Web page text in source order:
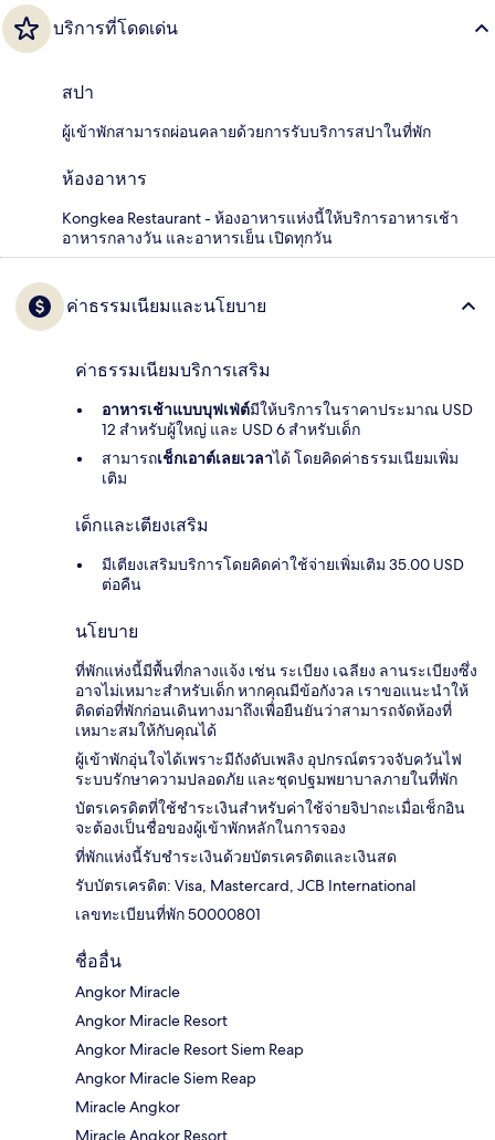
บริการที่โดดเด่น
สปา
ผู้เข้าพักสามารถผ่อนคลายด้วยการรับบริการสปาในที่พัก
ห้องอาหาร
Kongkea Restaurant - ห้องอาหารแห่งนี้ให้บริการอาหารเช้า
อาหารกลางวัน และอาหารเย็น เปิดทุกวัน
ค่าธรรมเนียมและนโยบาย
ค่าธรรมเนียมบริการเสริม
อาหารเช้าแบบบุฟเฟ่ต์มีให้บริการในราคาประมาณ USD
12 สำหรับผู้ใหญ่ และ USD 6 สำหรับเด็ก
สามารถเช็กเอาต์เลยเวลาได้ โดยคิดค่าธรรมเนียมเพิ่ม
เติม
เด็กและเตียงเสริม
มีเตียงเสริมบริการโดยคิดค่าใช้จ่ายเพิ่มเติม 35.00 USD
ต่อคืน
นโยบาย
ที่พักแห่งนี้มีพื้นที่กลางแจ้ง เช่น ระเบียง เฉลียง ลานระเบียงซึ่ง
อาจไม่เหมาะสำหรับเด็ก หากคุณมีข้อกังวล เราขอแนะนำให้
ติดต่อที่พักก่อนเดินทางมาถึงเพื่อยืนยันว่าสามารถจัดห้องที่
เหมาะสมให้กับคุณได้
ผู้เข้าพักอุ่นใจได้เพราะมีถังดับเพลิง อุปกรณ์ตรวจจับควันไฟ
ระบบรักษาความปลอดภัย และชุดปฐมพยาบาลภายในที่พัก
บัตรเครดิตที่ใช้ชำระเงินสำหรับค่าใช้จ่ายจิปาถะเมื่อเช็กอิน
จะต้องเป็นชื่อของผู้เข้าพักหลักในการจอง
ที่พักแห่งนี้รับชำระเงินด้วยบัตรเครดิตและเงินสด
รับบัตรเครดิต: Visa, Mastercard, JCB International
เลขทะเบียนที่พัก 50000801
ชื่ออื่น
Angkor Miracle
Angkor Miracle Resort
Angkor Miracle Resort Siem Reap
Angkor Miracle Siem Reap
Miracle Angkor
Miracle Angkor Resort